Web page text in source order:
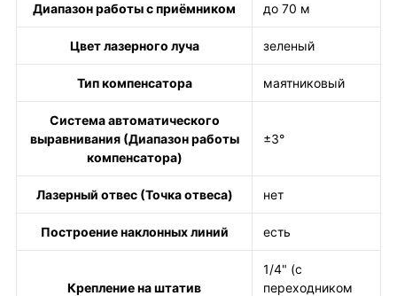
Диапазон работы с приёмником до 70 м
Цвет лазерного луча зеленый
Тип компенсатора маятниковый
Система автоматического
выравнивания (Диапазон работы
компенсатора)
±3°
Лазерный отвес (Точка отвеса) нет
Построение наклонных линий есть
Крепление на штатив
1/4" (с
переходником